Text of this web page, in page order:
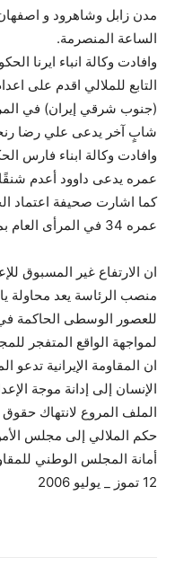
الساعة المنصرمة.
التابع للملالي اقدم على
(جنوب شرقي إيران) في
شابٍ آخر يدعى علي رضا
عمره يدعى داوود أعدم
عمره 34 في المرأى العام بمدينة اصفهان.
ان الارتفاع غير المسبوق
منصب الرئاسة يعد محاولة
للعصور الوسطى الحاكمة في
لمواجهة الواقع المتفجر
ان المقاومة الإيرانية
الإنسان إلى إدانة موجة
الملف المروع لانتهاك
حكم الملالي إلى مجلس
أمانة المجلس الوطني
12 تموز _ يوليو 2006